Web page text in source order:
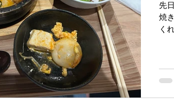
楽
試
～
先
焼
く
行
（